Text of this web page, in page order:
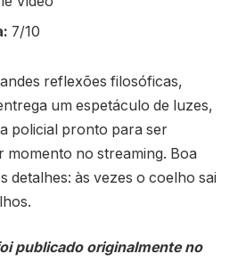
7/10
reflexões filosóficas,
um espetáculo de luzes,
policial pronto para ser
momento no streaming. Boa
detalhes: às vezes o coelho sai
publicado originalmente no